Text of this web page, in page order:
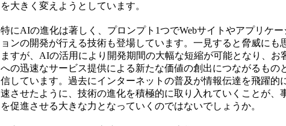
を大きく変えようとしています。
特にAIの進化は著しく、プロンプト1つでWebサイトやアプリケー
ョンの開発が行える技術も登場しています。一見すると脅威にも
ますが、AIの活用により開発期間の大幅な短縮が可能となり、お
への迅速なサービス提供による新たな価値の創出につながるもの
信しています。過去にインターネットの普及が情報伝達を飛躍的
速させたように、技術の進化を積極的に取り入れていくことが、
を促進させる大きな力となっていくのではないでしょうか。